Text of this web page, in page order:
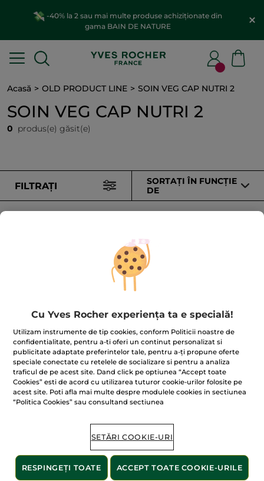
-40% la 2 sau mai multe produse achiziționate din
gama BAIN DE NATURE
Acasă OLD PRODUCT LINE SOIN VEG CAP NUTRI 2
SOIN VEG CAP NUTRI 2
0 produs(e) găsit(e)
FILTRAȚI
SORTAȚI ÎN FUNCȚIE
DE
100% extracte din
plante
60 de hectarede
terenuri pe care se practică
agricultura ecologică
Afișați mai multe
OLD PRODUCT LINE LES DEODORANTS NAT.
Cu Yves Rocher experiența ta e specială!
Utilizam instrumente de tip cookies, conform Politicii noastre de
confidentialitate, pentru a-ti oferi un continut personalizat si
publicitate adaptate preferintelor tale, pentru a-ți propune oferte
speciale conectate cu retelele de socializare si pentru a analiza
traficul de pe acest site. Dand click pe optiunea “Accept toate
Cookies” esti de acord cu utilizarea tuturor cookie-urilor folosite pe
acest site. Poti afla mai multe despre modulele cookies in sectiunea
“Politica Cookies” sau consultand sectiunea
SETĂRI COOKIE-URI
RESPINGEȚI TOATE ACCEPT TOATE COOKIE-URILE